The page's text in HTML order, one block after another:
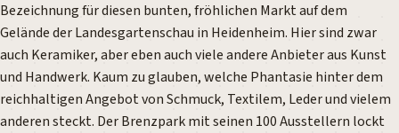
Bezeichnung für diesen bunten, fröhlichen Markt auf dem
Gelände der Landesgartenschau in Heidenheim. Hier sind zwar
auch Keramiker, aber eben auch viele andere Anbieter aus Kunst
und Handwerk. Kaum zu glauben, welche Phantasie hinter dem
reichhaltigen Angebot von Schmuck, Textilem, Leder und vielem
anderen steckt. Der Brenzpark mit seinen 100 Ausstellern lockt